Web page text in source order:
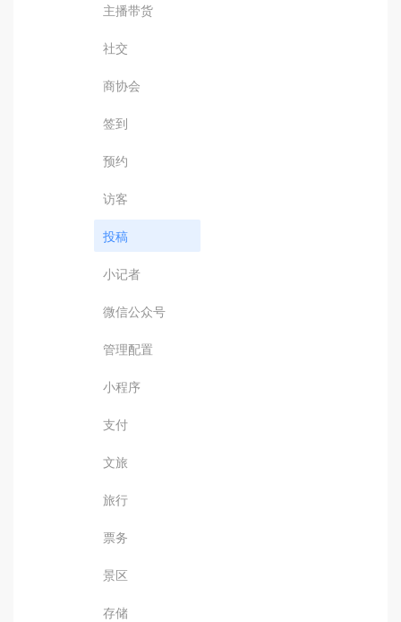
主播带货
社交
商协会
签到
预约
访客
投稿
小记者
微信公众号
管理配置
小程序
支付
文旅
旅行
票务
景区
存储